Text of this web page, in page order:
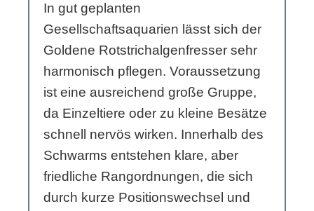
In gut geplanten
Gesellschaftsaquarien lässt sich der
Goldene Rotstrichalgenfresser sehr
harmonisch pflegen. Voraussetzung
ist eine ausreichend große Gruppe,
da Einzeltiere oder zu kleine Besätze
schnell nervös wirken. Innerhalb des
Schwarms entstehen klare, aber
friedliche Rangordnungen, die sich
durch kurze Positionswechsel und